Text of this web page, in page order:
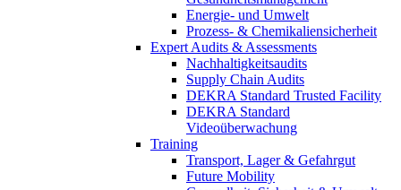
Energie- und Umwelt
Prozess- & Chemikaliensicherheit
Expert Audits & Assessments
Nachhaltigkeitsaudits
Supply Chain Audits
DEKRA Standard Trusted Facility
DEKRA Standard
Videoüberwachung
Training
Transport, Lager & Gefahrgut
Future Mobility